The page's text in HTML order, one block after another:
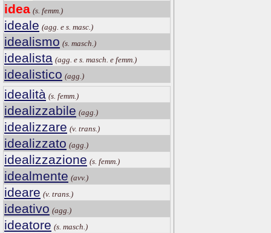
idea (s. femm.)
ideale (agg. e s. masc.)
idealismo (s. masch.)
idealista (agg. e s. masch. e femm.)
idealistico (agg.)
idealità (s. femm.)
idealizzabile (agg.)
idealizzare (v. trans.)
idealizzato (agg.)
idealizzazione (s. femm.)
idealmente (avv.)
ideare (v. trans.)
ideativo (agg.)
ideatore (s. masch.)